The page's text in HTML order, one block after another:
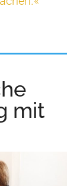
mit